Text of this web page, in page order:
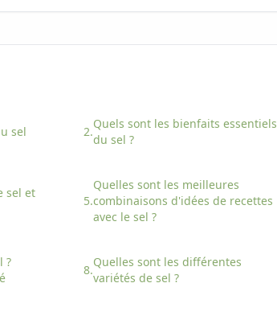
sel 2.
Quels sont les bienfaits essentiels
du sel ?
sel et
5.
Quelles sont les meilleures
combinaisons d'idées de recettes
avec le sel ?
?
8.
Quelles sont les différentes
variétés de sel ?